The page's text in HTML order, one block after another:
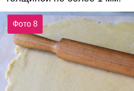
Фото 8